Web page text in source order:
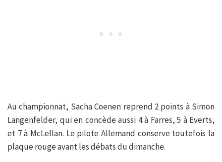
Au championnat, Sacha Coenen reprend 2 points à Simon
Langenfelder, qui en concède aussi 4 à Farres, 5 à Everts,
et 7 à McLellan. Le pilote Allemand conserve toutefois la
plaque rouge avant les débats du dimanche.